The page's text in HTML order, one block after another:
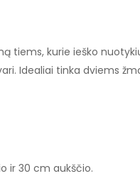
tiems, kurie ieško
Idealiai tinka dviems
ir 30 cm aukščio.